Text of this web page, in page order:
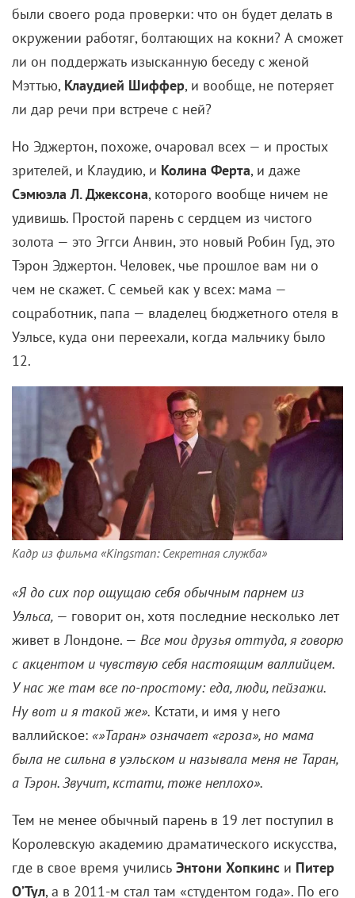
окружении работяг, болтающих на кокни? А сможет
ли он поддержать изысканную беседу с женой
Мэттью,Клаудией Шиффер, и вообще, не потеряет
ли дар речи при встрече с ней?
Но Эджертон, похоже, очаровал всех — и простых
зрителей, и Клаудию, иКолина Ферта , и даже
Сэмюэла Л. Джексона , которого вообще ничем не
удивишь. Простой парень с сердцем из чистого
золота — это Эггси Анвин, это новый Робин Гуд, это
Тэрон Эджертон. Человек, чье прошлое вам ни о
чем не скажет. С семьей как у всех: мама —
соцработник, папа — владелец бюджетного отеля в
Уэльсе, куда они переехали, когда мальчику было
12.
Кадр из фильма «Kingsman: Секретная служба»
«Я до сих пор ощущаю себя обычным парнем
Уэльса,— говорит он, хотя последние несколько лет
живет в Лондоне. — Все мои друзьяоттуда, я говорю
с акцентом и чувствую себя настоящим валлийцем.
У нас же там все по-простому: еда, люди, пейзажи.
Ну вот и я такой же».Кстати, и имя у него
валлийское:«»Таран» означает «гроза», но мама
была не сильна в уэльском и называла меня не Таран,
а Тэрон. Звучит, кстати, тоже неплохо».
Тем не менее обычный парень в 19 лет поступил в
Королевскую академию драматического искусства,
где в свое время училисьЭнтони ХопкинсиПитер
О’Тул , а в 2011-м стал там «студентом года». По его
словам, не столько за роли в чеховских и